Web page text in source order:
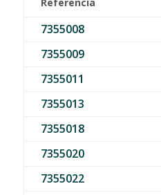
7355008
7355009
7355011
7355013
7355018
7355020
7355022